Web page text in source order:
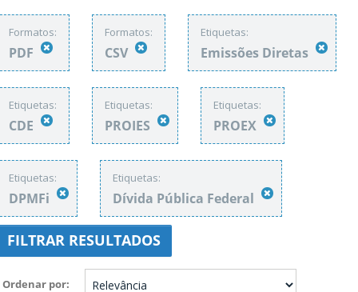
Formatos:
PDF
Formatos:
CSV
Etiquetas:
Emissões Diretas
Etiquetas:
CDE
Etiquetas:
PROIES
Etiquetas:
PROEX
Etiquetas:
DPMFi
Etiquetas:
Dívida Pública Federal
FILTRAR RESULTADOS
Ordenar por